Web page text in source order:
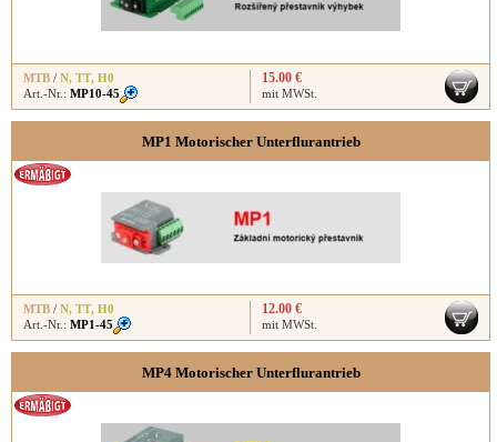
MTB / N, TT, H0
Art.-Nr.: MP10-45
15.00 €
mit MWSt.
MP1 Motorischer Unterflurantrieb
MTB / N, TT, H0
Art.-Nr.: MP1-45
12.00 €
mit MWSt.
MP4 Motorischer Unterflurantrieb